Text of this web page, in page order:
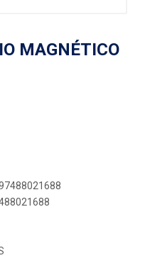
MAGNÉTICO